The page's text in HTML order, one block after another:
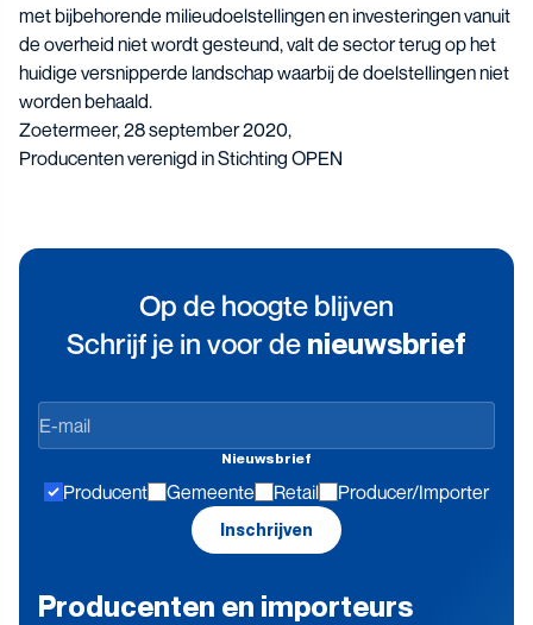
met bijbehorende milieudoelstellingen en investeringen vanuit
de overheid niet wordt gesteund, valt de sector terug op het
huidige versnipperde landschap waarbij de doelstellingen niet
worden behaald.
Zoetermeer, 28 september 2020,
Producenten verenigd in Stichting OPEN
Op de hoogte blijven
Schrijf je in voor de nieuwsbrief
Op
de
blijven
Nieuwsbrief
Producent Gemeente Retail Producer/Importer
Inschrijven
Producenten en importeurs